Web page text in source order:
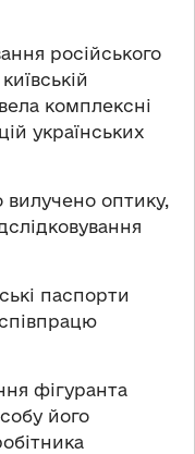
російського
комплексні
українських
вилучено оптику,
паспорти
фігуранта
його